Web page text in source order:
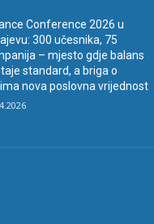
Conference 2026 u
300 učesnika, 75
– mjesto gdje balans
standard, a briga o
nova poslovna vrijednost